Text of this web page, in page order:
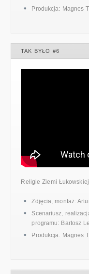
Produkcja: Magnes
TAK BYŁO #6
Religie Ziemi
Zdjęcia, montaż:
Scenariusz,
programu: Bartosz
Produkcja: Magnes